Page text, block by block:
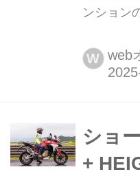
ンション
ンに、電
市場にも
W web
ショ
+